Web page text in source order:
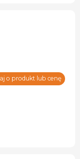
o produkt lub cenę